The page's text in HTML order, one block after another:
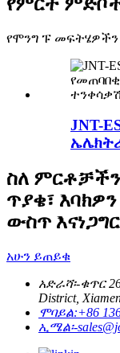
የሞንግ ፑ
JNT-
ስለ
ጥያቄ፣
ውስጥ
አሁን ይጠይቁ
አድራሻ፡-ቁጥር
District,
ሞባይል:+86
ኢሜል፡-